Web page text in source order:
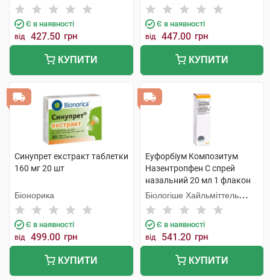
Є в наявності
від 427.50 грн
КУПИТИ
Є в наявності
від 447.00 грн
КУПИТИ
Синупрет екстракт таблетки
160 мг 20 шт
Біонорика
Є в наявності
від 499.00 грн
КУПИТИ
Еуфорбіум Композитум
Назентропфен С спрей
назальний 20 мл 1 флакон
Біологіше Хайльміттель
Хеель
Є в наявності
від 541.20 грн
КУПИТИ